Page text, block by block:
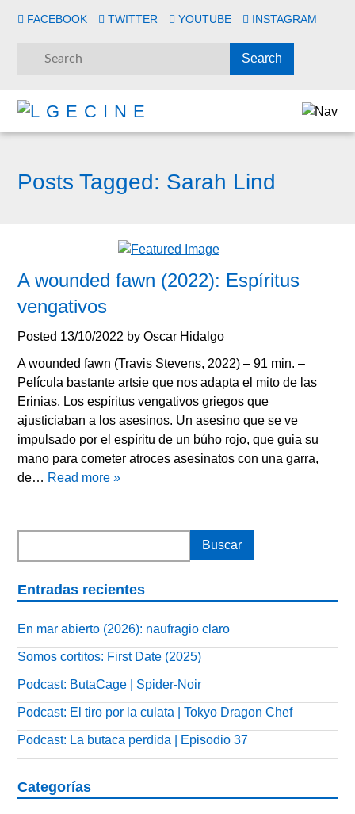
FACEBOOK TWITTER YOUTUBE INSTAGRAM
Posts Tagged: Sarah Lind
A wounded fawn (2022): Espíritus
vengativos
Posted 13/10/2022 byOscar Hidalgo
A wounded fawn (Travis Stevens, 2022) – 91 min. –
Película bastante artsie que nos adapta el mito de las
Erinias. Los espíritus vengativos griegos que
ajusticiaban a los asesinos. Un asesino que se ve
impulsado por el espíritu de un búho rojo, que guia su
mano para cometer atroces asesinatos con una garra,
de… Read more »
Entradas recientes
En mar abierto (2026): naufragio claro
Somos cortitos: First Date (2025)
Podcast: ButaCage | Spider-Noir
Podcast: El tiro por la culata | Tokyo Dragon Chef
Podcast: La butaca perdida | Episodio 37
Categorías